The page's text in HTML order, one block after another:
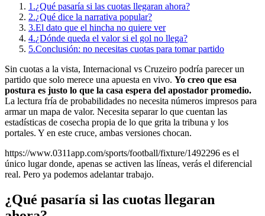
1.¿Qué pasaría si las cuotas llegaran ahora?
2.¿Qué dice la narrativa popular?
3.El dato que el hincha no quiere ver
4.¿Dónde queda el valor si el gol no llega?
5.Conclusión: no necesitas cuotas para tomar partido
Sin cuotas a la vista, Internacional vs Cruzeiro podría parecer un
partido que solo merece una apuesta en vivo. Yo creo que esa
postura es justo lo que la casa espera del apostador promedio.
La lectura fría de probabilidades no necesita números impresos para
armar un mapa de valor. Necesita separar lo que cuentan las
estadísticas de cosecha propia de lo que grita la tribuna y los
portales. Y en este cruce, ambas versiones chocan.
https://www.0311app.com/sports/football/fixture/1492296 es el
único lugar donde, apenas se activen las líneas, verás el diferencial
real. Pero ya podemos adelantar trabajo.
¿Qué pasaría si las cuotas llegaran